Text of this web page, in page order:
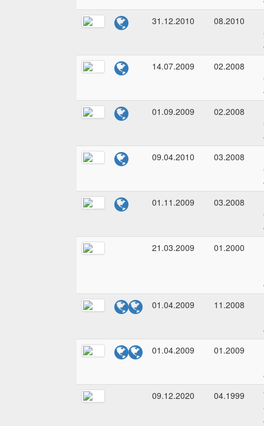
31.12.2010
08.2010
14.07.2009
02.2008
01.09.2009
02.2008
09.04.2010
03.2008
01.11.2009
03.2008
21.03.2009
01.2000
01.04.2009
11.2008
01.04.2009
01.2009
09.12.2020
04.1999